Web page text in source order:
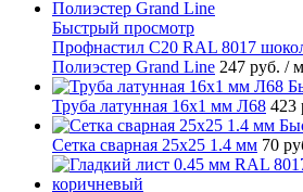
Быстрый просмотр
Профнастил С20 RAL 8017
Полиэстер Grand Line 247 руб. /
Труба латунная 16х1 мм Л68 423
Сетка сварная 25х25 1.4 мм 70